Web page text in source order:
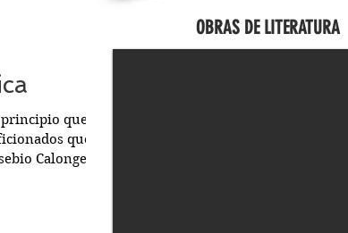
que
que
Calonge y
OBRAS DE LITERATURA